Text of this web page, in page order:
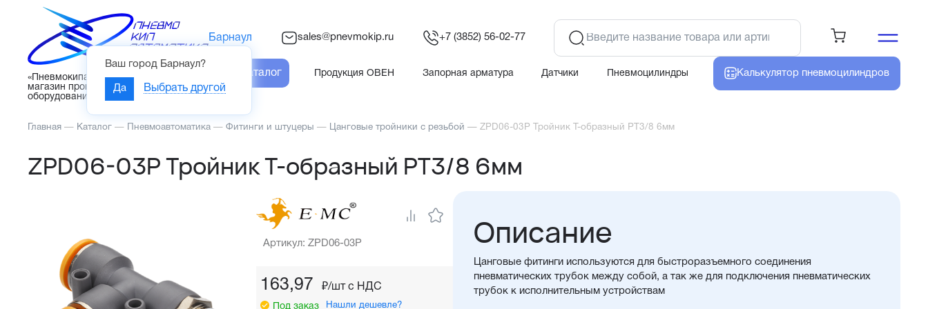
«Пневмокипавтоматика» – интернет-
магазин промышленного
оборудования
Барнаул
Ваш город Барнаул?
Да Выбрать другой
sales@pnevmokip.ru +7 (3852) 56-02-77
Каталог Продукция ОВЕН Запорная арматура Датчики Пневмоцилиндры Калькулятор пневмоцилиндров
Главная — Каталог — Пневмоавтоматика — Фитинги и штуцеры — Цанговые тройники с резьбой — ZPD06-03P Тройник Т-образный PT3/8 6мм
ZPD06-03P Тройник Т-образный PT3/8 6мм
Артикул: ZPD06-03P
163,97 ₽/шт c НДС
Под заказ Нашли дешевле?
Описание
Цанговые фитинги используются для быстроразъемного соединения
пневматических трубок между собой, а так же для подключения пневматических
трубок к исполнительным устройствам